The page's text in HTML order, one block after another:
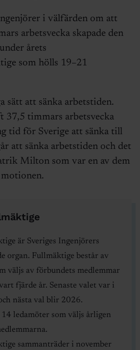
i välfärden om att
arbetsvecka skapade den
årets
som hölls 19–21
sätt att sänka arbetstiden.
37,5 timmars arbetsvecka
tid för Sverige att sänka till
att sänka arbetstiden och det
Milton som var en av dem
är Sveriges Ingenjörers
organ. Fullmäktige består av
väljs av förbundets medlemmar
fjärde år. Senaste valet var i
nästa val blir 2026.
ledamöter som väljs årligen
sammanträder i november